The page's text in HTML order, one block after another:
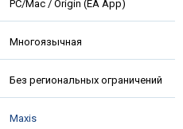
PC/Mac / Origin (EA App)
Многоязычная
Без региональных ограничений
Maxis